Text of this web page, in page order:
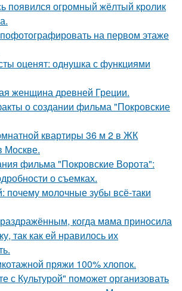
появился огромный жёлтый кролик
на первом этаже
оценят: однушка с функциями
женщина древней Греции.
о создании фильма "Покровские
квартиры 36 м 2 в ЖК
Москве.
фильма "Покровские Ворота":
о съемках.
почему молочные зубы всё-таки
когда мaма приносила
так как ей нравилось их
пряжи 100% хлопок.
с Культурой" поможет организовать